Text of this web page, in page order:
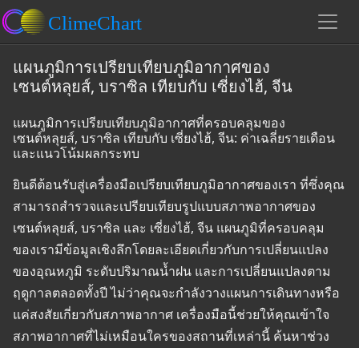
แผนภูมิการเปรียบเทียบภูมิอากาศของ
เซนต์หลุยส์, บราซิล เทียบกับ เซี่ยงไฮ้, จีน
แผนภูมิการเปรียบเทียบภูมิอากาศที่ครอบคลุมของ
เซนต์หลุยส์, บราซิล เทียบกับ เซี่ยงไฮ้, จีน: ค่าเฉลี่ยรายเดือน
และแนวโน้มผลกระทบ
ยินดีต้อนรับสู่เครื่องมือเปรียบเทียบภูมิอากาศของเรา ที่ซึ่งคุณ
สามารถสำรวจและเปรียบเทียบรูปแบบสภาพอากาศของ
เซนต์หลุยส์, บราซิล และ เซี่ยงไฮ้, จีน แผนภูมิที่ครอบคลุม
ของเรามีข้อมูลเชิงลึกโดยละเอียดเกี่ยวกับการเปลี่ยนแปลง
ของอุณหภูมิ ระดับปริมาณน้ำฝน และการเปลี่ยนแปลงตาม
ฤดูกาลตลอดทั้งปี ไม่ว่าคุณจะกำลังวางแผนการเดินทางหรือ
แค่สงสัยเกี่ยวกับสภาพอากาศ เครื่องมือนี้ช่วยให้คุณเข้าใจ
สภาพอากาศที่ไม่เหมือนใครของสถานที่เหล่านี้ ค้นหาช่วง